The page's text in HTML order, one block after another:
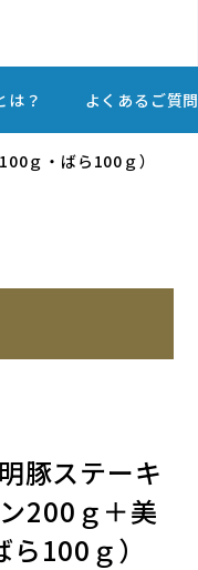
は？ よくあるご質問
ｇ・ばら100ｇ）
豚ステーキ
200ｇ＋美
100ｇ）